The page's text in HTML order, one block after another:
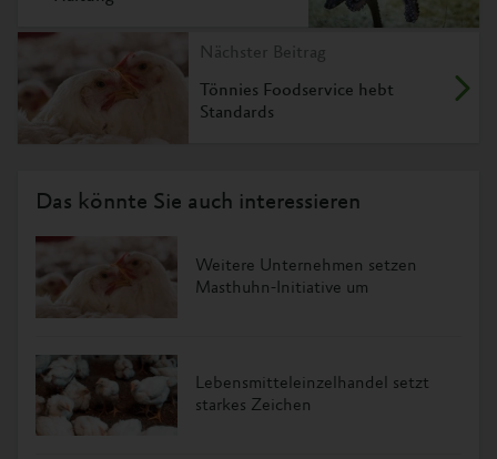
Nächster Beitrag
Tönnies Foodservice hebt
Standards
Das könnte Sie auch interessieren
Weitere Unternehmen setzen
Masthuhn-Initiative um
Lebensmitteleinzelhandel setzt
starkes Zeichen